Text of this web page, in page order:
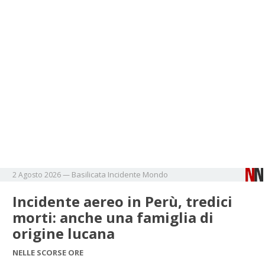
2 Agosto 2026— Basilicata Incidente Mondo
Incidente aereo in Perù, tredici
morti: anche una famiglia di
origine lucana
NELLE SCORSE ORE